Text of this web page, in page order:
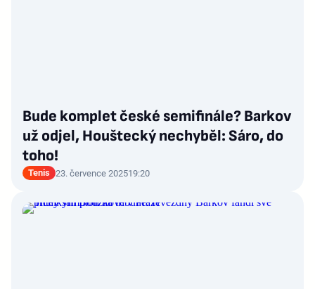
Bude komplet české semifinále? Barkov
už odjel, Houštecký nechyběl: Sáro, do
toho!
Tenis 23. července 202519:20